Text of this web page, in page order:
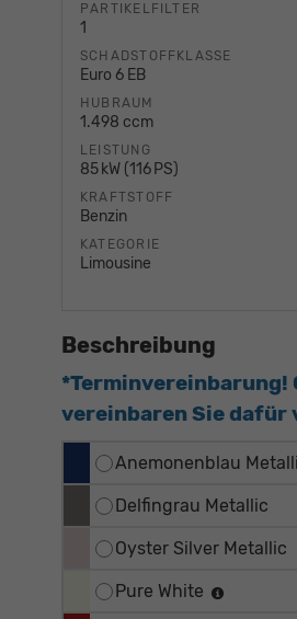
PARTIKELFILTER
1
SCHADSTOFFKLASSE
Euro 6 EB
HUBRAUM
1.498 ccm
LEISTUNG
85 kW (116 PS)
KRAFTSTOFF
Benzin
KATEGORIE
Limousine
Beschreibung
*Terminvereinbarung!
vereinbaren Sie dafür
Anemonenblau
Delfingrau Metallic
Oyster Silver Metallic
Pure White